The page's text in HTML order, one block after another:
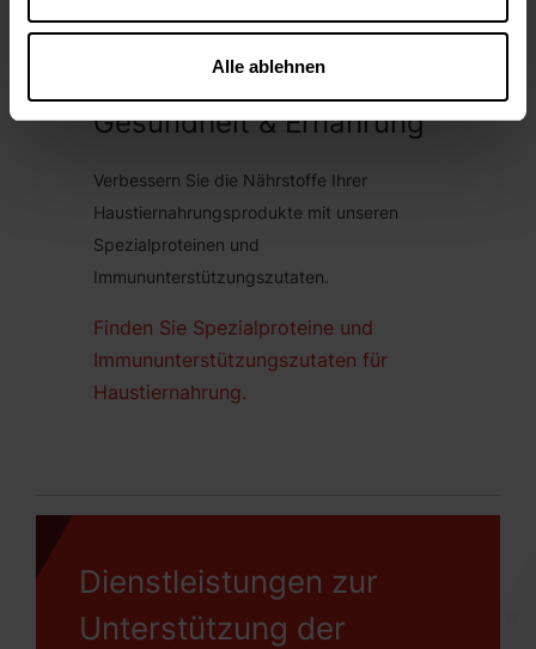
Alle ablehnen
Gesundheit & Ernährung
Verbessern Sie die Nährstoffe Ihrer
Haustiernahrungsprodukte mit unseren
Spezialproteinen und
Immununterstützungszutaten.
Finden Sie Spezialproteine und
Immununterstützungszutaten für
Haustiernahrung.
Dienstleistungen zur
Unterstützung der